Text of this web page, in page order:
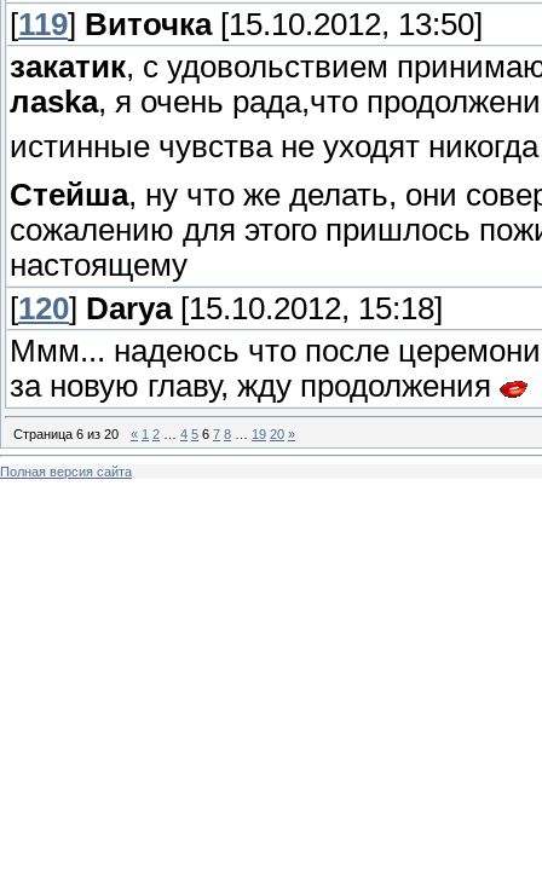
[119] Виточка[15.10.2012, 13:50]
закатик, с удовольствием
лаska, я очень рада,что
истинные чувства не уходят
Стейша, ну что же делать, они
сожалению для этого пришлось
настоящему
[120] Darya[15.10.2012, 15:18]
Ммм... надеюсь что после
за новую главу, жду продолжения
Страница 6 из 20 « 1 2 4 5 6 7 8 19 20 »
Полная версия сайта